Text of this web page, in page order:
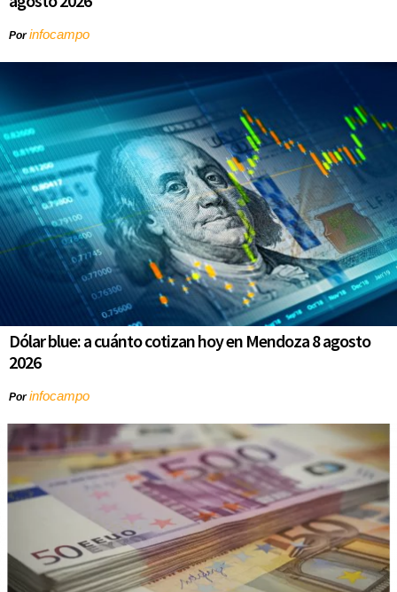
Porinfocampo
Dólar blue: a cuánto cotizan hoy en Mendoza 8 agosto
2026
Porinfocampo